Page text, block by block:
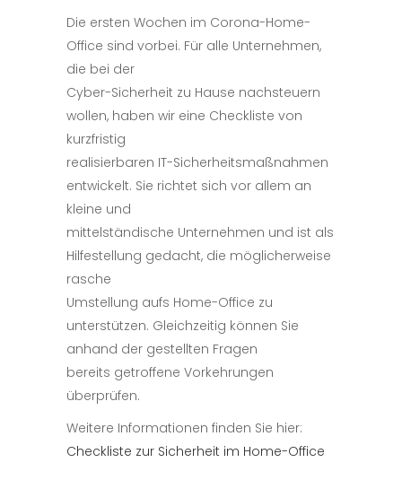
Die ersten Wochen im Corona-Home-
Office sind vorbei. Für alle Unternehmen,
die bei der
Cyber-Sicherheit zu Hause nachsteuern
wollen, haben wir eine Checkliste von
kurzfristig
realisierbaren IT-Sicherheitsmaßnahmen
entwickelt. Sie richtet sich vor allem an
kleine und
mittelständische Unternehmen und ist als
Hilfestellung gedacht, die möglicherweise
rasche
Umstellung aufs Home-Office zu
unterstützen. Gleichzeitig können Sie
anhand der gestellten Fragen
bereits getroffene Vorkehrungen
überprüfen.
Weitere Informationen finden Sie hier:
Checkliste zur Sicherheit im Home-Office